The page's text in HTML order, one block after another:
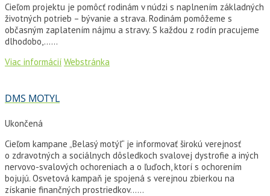
Cieľom projektu je pomôcť rodinám v núdzi s naplnením základných
životných potrieb – bývanie a strava. Rodinám pomôžeme s
občasným zaplatením nájmu a stravy. S každou z rodín pracujeme
dlhodobo,…...
Viac informácií Webstránka
DMS MOTYL
Ukončená
Cieľom kampane „Belasý motýľ“ je informovať širokú verejnosť
o zdravotných a sociálnych dôsledkoch svalovej dystrofie a iných
nervovo-svalových ochoreniach a o ľuďoch, ktorí s ochorením
bojujú. Osvetová kampaň je spojená s verejnou zbierkou na
získanie finančných prostriedkov…...